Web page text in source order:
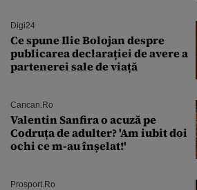
Digi24
Ce spune Ilie Bolojan despre
publicarea declarației de avere a
partenerei sale de viață
Cancan.ro
Valentin Sanfira o acuză pe
Codruța de adulter? 'Am iubit doi
ochi ce m-au înșelat!'
Prosport.ro